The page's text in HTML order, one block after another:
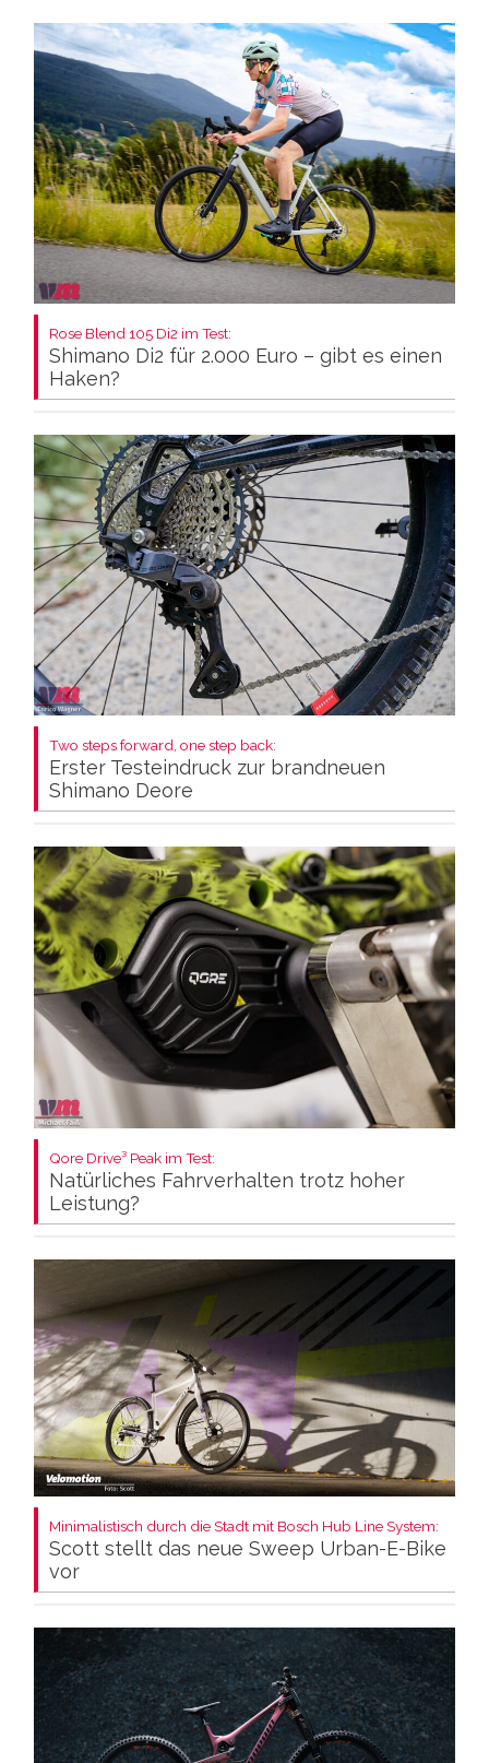
Rose Blend 105 Di2 im Test:
Shimano Di2 für 2.000 Euro – gibt es einen
Haken?
Two steps forward, one step back:
Erster Testeindruck zur brandneuen
Shimano Deore
Qore Drive³ Peak im Test:
Natürliches Fahrverhalten trotz hoher
Leistung?
Minimalistisch durch die Stadt mit Bosch Hub Line System:
Scott stellt das neue Sweep Urban-E-Bike
vor